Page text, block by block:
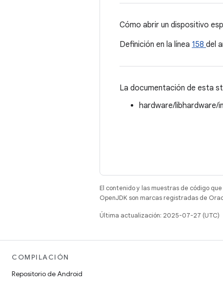
Cómo abrir un dispositivo
Definición en la línea 158 del
La documentación de esta
hardware/libhardware/
El contenido y las muestras de código
OpenJDK son marcas registradas de
Última actualización: 2025-07-27 (UTC)
COMPILACIÓN
Repositorio de Android